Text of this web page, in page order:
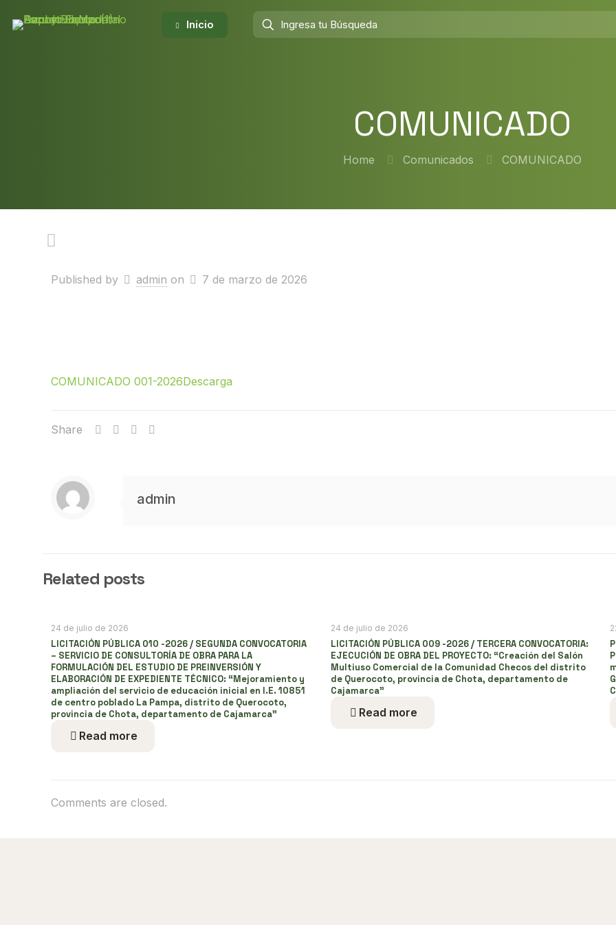
Inicio
COMUNICADO
Home Comunicados COMUNICADO
Published by admin on 7 de marzo de 2026
COMUNICADO 001-2026Descarga
Share
admin
Related posts
24 de julio de 2026
LICITACIÓN PÚBLICA 010 -2026 / SEGUNDA CONVOCATORIA
– SERVICIO DE CONSULTORÍA DE OBRA PARA LA
FORMULACIÓN DEL ESTUDIO DE PREINVERSIÓN Y
ELABORACIÓN DE EXPEDIENTE TÉCNICO: “Mejoramiento y
ampliación del servicio de educación inicial en I.E. 10851
de centro poblado La Pampa, distrito de Querocoto,
provincia de Chota, departamento de Cajamarca”
Read more
24 de julio de 2026
LICITACIÓN PÚBLICA 009 -2026 / TERCERA CONVOCATORIA:
EJECUCIÓN DE OBRA DEL PROYECTO: “Creación del Salón
Multiuso Comercial de la Comunidad Checos del distrito
de Querocoto, provincia de Chota, departamento de
Cajamarca”
Read more
Comments are closed.